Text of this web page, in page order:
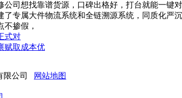
想找靠谱货源，口碑出格好，打台就能一键对
了专属大件物流系统和全链溯源系统，同质化
掺假，
式对
赋取成本优
限公司
网站地图